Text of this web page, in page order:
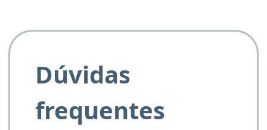
Dúvidas
frequentes